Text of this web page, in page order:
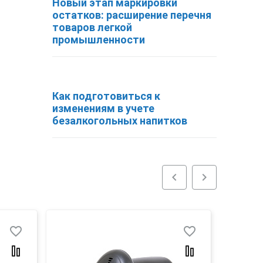
Новый этап маркировки
остатков: расширение перечня
товаров легкой
промышленности
Как подготовиться к
изменениям в учете
безалкогольных напитков
chevron_left chevron_right
favorite_border favorite_border